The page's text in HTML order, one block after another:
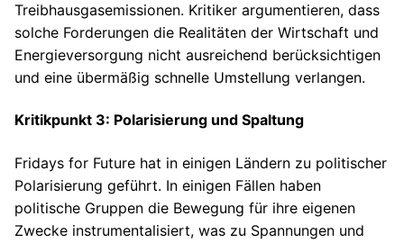
Treibhausgasemissionen. Kritiker argumentieren, dass
solche Forderungen die Realitäten der Wirtschaft und
Energieversorgung nicht ausreichend berücksichtigen
und eine übermäßig schnelle Umstellung verlangen.
Kritikpunkt 3: Polarisierung und Spaltung
Fridays for Future hat in einigen Ländern zu politischer
Polarisierung geführt. In einigen Fällen haben
politische Gruppen die Bewegung für ihre eigenen
Zwecke instrumentalisiert, was zu Spannungen und